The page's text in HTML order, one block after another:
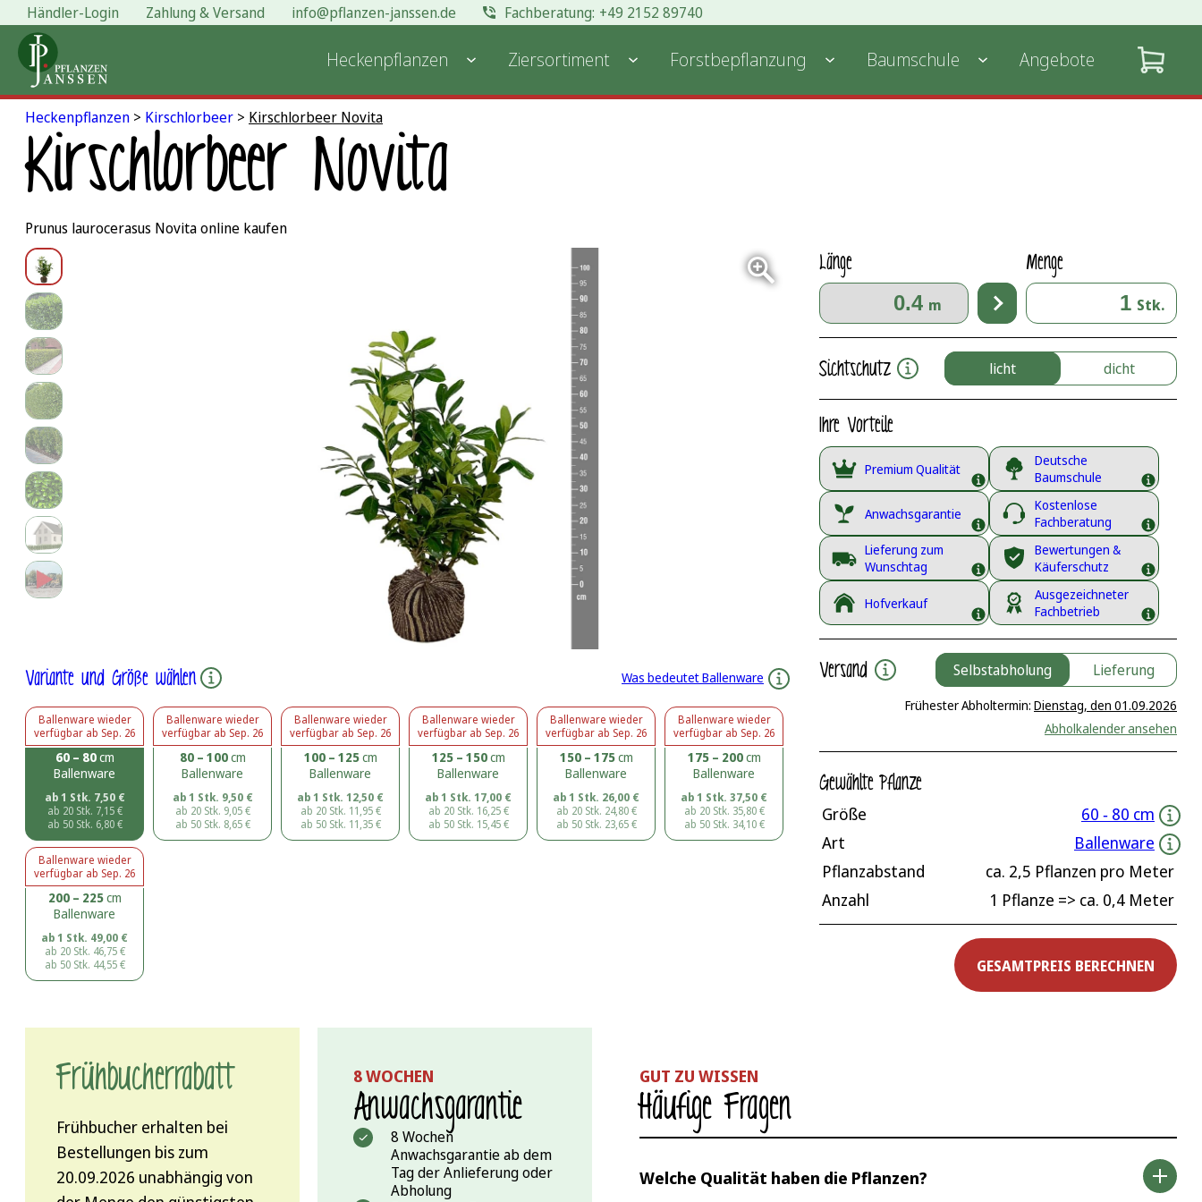
Zum
Inhalt
springen
Händler-Login Zahlung & Versand info@pflanzen-janssen.de +49 2152 89740
Heckenpflanzen Ziersortiment Forstbepflanzung Baumschule Angebote
Heckenpflanzen > Kirschlorbeer > Kirschlorbeer Novita
Kirschlorbeer Novita
Prunus laurocerasus Novita online kaufen
Variante und Größe wählen Was bedeutet Ballenware
Ballenware wieder
verfügbar ab Sep. 26
60 – 80cm
Ballenware
ab 1 Stk. 7,50 €
ab 20 Stk. 7,15€
ab 50 Stk. 6,80€
Ballenware wieder
verfügbar ab Sep. 26
80 – 100cm
Ballenware
ab 1 Stk. 9,50 €
ab 20 Stk. 9,05€
ab 50 Stk. 8,65€
Ballenware wieder
verfügbar ab Sep. 26
100 – 125cm
Ballenware
ab 1 Stk. 12,50 €
ab 20 Stk. 11,95€
ab 50 Stk. 11,35€
Ballenware wieder
verfügbar ab Sep. 26
125 – 150cm
Ballenware
ab 1 Stk. 17,00 €
ab 20 Stk. 16,25€
ab 50 Stk. 15,45€
Ballenware wieder
verfügbar ab Sep. 26
150 – 175cm
Ballenware
ab 1 Stk. 26,00 €
ab 20 Stk. 24,80€
ab 50 Stk. 23,65€
Ballenware wieder
verfügbar ab Sep. 26
175 – 200cm
Ballenware
ab 1 Stk. 37,50 €
ab 20 Stk. 35,80€
ab 50 Stk. 34,10€
Ballenware wieder
verfügbar ab Sep. 26
200 – 225cm
Ballenware
ab 1 Stk. 49,00 €
ab 20 Stk. 46,75€
ab 50 Stk. 44,55€
Länge
m
Menge
Stk.
Sichtschutz licht dicht
Ihre Vorteile
Premium Qualität
Deutsche
Baumschule
Anwachsgarantie
Kostenlose
Fachberatung
Lieferung zum
Wunschtag
Bewertungen &
Käuferschutz
Hofverkauf
Ausgezeichneter
Fachbetrieb
Versand Selbstabholung Lieferung
Frühester Abholtermin: Dienstag, den 01.09.2026
Abholkalender ansehen
Gewählte Pflanze
Größe
60 ‐ 80 cm
Art
Ballenware
Pflanzabstand
ca. 2,5 Pflanzen pro Meter
Anzahl
1 Pflanze => ca. 0,4 Meter
GESAMTPREIS BERECHNEN
Frühbucher­rabatt
Frühbucher erhalten bei
Bestellungen bis zum
20.09.2026 unabhängig von
8 WOCHEN
Anwachs­garantie
8 Wochen
Anwachsgarantie ab dem
Tag der Anlieferung oder
Abholung
GUT ZU WISSEN
Häufige Fragen
Welche Qualität haben die Pflanzen?